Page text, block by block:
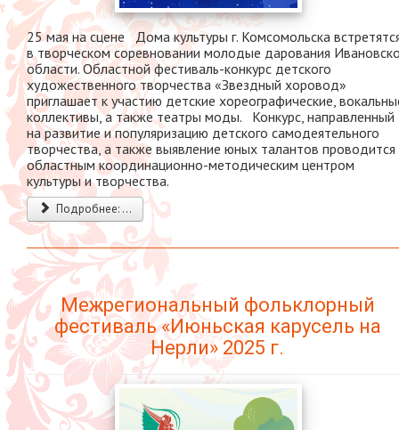
25 мая на сцене Дома культуры г. Комсомольска
в творческом соревновании молодые дарования
области. Областной фестиваль-конкурс детского
художественного творчества «Звездный хоровод»
приглашает к участию детские хореографические,
коллективы, а также театры моды. Конкурс, направленный
на развитие и популяризацию детского самодеятельного
творчества, а также выявление юных талантов проводится
областным координационно-методическим центром
культуры и творчества.
Подробнее: ...
Межрегиональный фольклорный
фестиваль «Июньская карусель на
Нерли» 2025 г.